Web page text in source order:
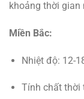
khoảng thời gian
Miền Bắc:
Nhiệt độ: 12-
Tính chất thời